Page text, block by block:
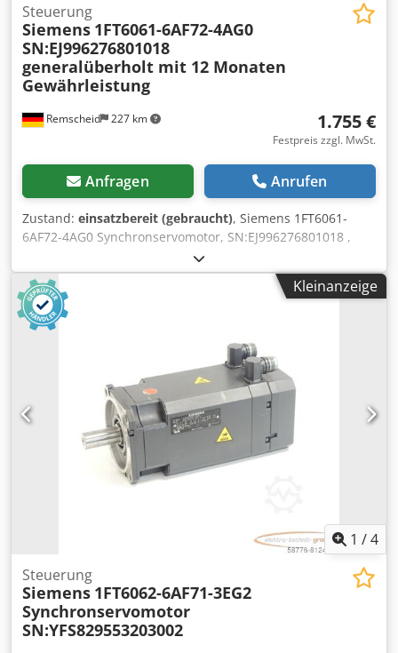
Remscheid 227 km
Steuerung
Siemens 1FT6061-6AF72-4AG0
SN:EJ996276801018
generalüberholt mit 12 Monaten
Gewährleistung
1.755 €
Festpreis zzgl. MwSt.
Anfragen Anrufen
Zustand: einsatzbereit (gebraucht), Siemens 1FT6061-
6AF72-4AG0 Synchronservomotor, SN:EJ996276801018 ,
fachgerecht komplett überholt und getestet mit 12
Monaten Gewährleistung, 100% funktionsfähig,
Lieferumfang gem. Fotos,Für diesen Artikel gelten nicht die
vereinbarten Verkaufsrabatte. Preis bitte separat erfragen!
Cedpfxei D Tifo Ailorf
Kleinanzeige
1 /4
Steuerung
Siemens 1FT6062-6AF71-3EG2
Synchronservomotor
SN:YFS829553203002